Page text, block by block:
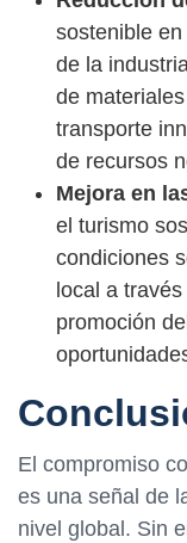
sostenible
de la
de
transporte
de recursos
Mejora en
el turismo
condiciones
local a
promoción
El compromiso
es una señal de
nivel global. Sin